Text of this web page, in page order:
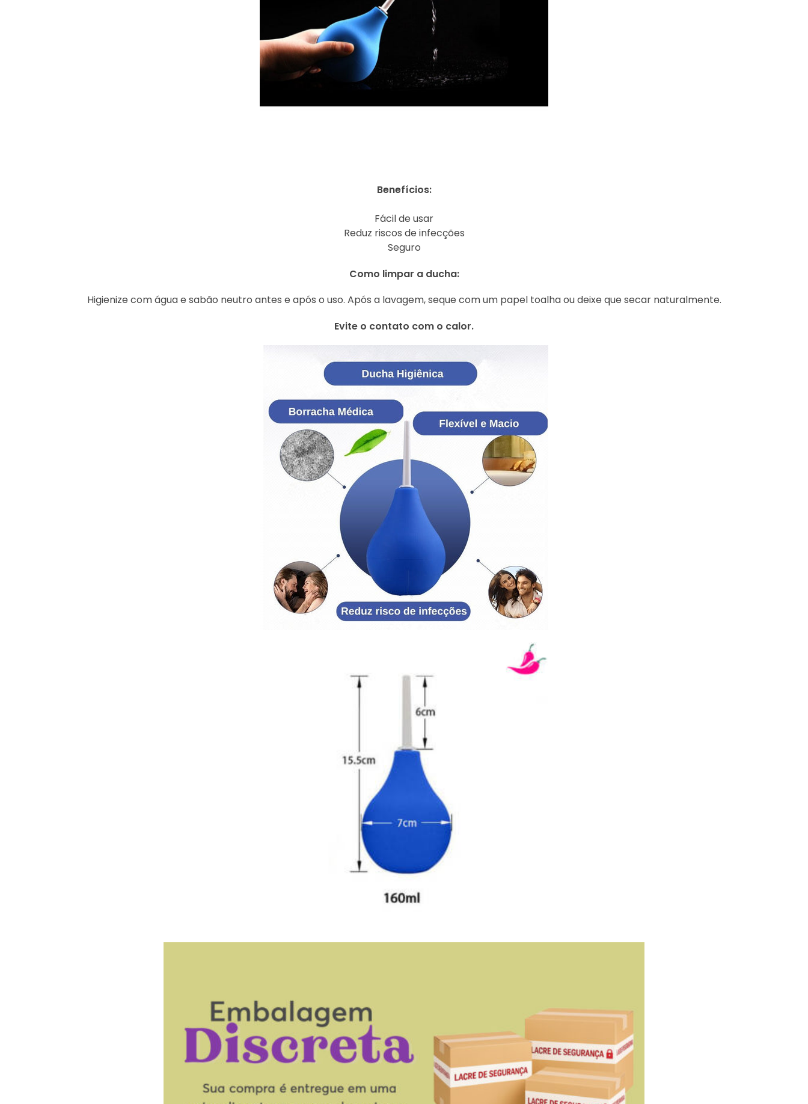
Benefícios:
Fácil de usar
Reduz riscos de infecções
Seguro
Como limpar a ducha:
Higienize com água e sabão neutro antes e após o uso. Após a lavagem, seque com um papel toalha ou deixe que secar naturalmente.
Evite o contato com o calor.